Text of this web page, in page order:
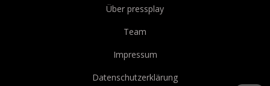
Über pressplay
Team
Impressum
Datenschutzerklärung